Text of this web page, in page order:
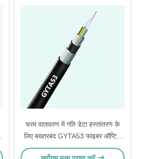
चरम वातावरण में गति डेटा हस्तांतरण के
लिए बख्तरबंद GYTA53 फाइबर ऑप्टिक
केबल